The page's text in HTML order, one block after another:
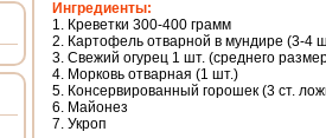
Ингредиенты:
1. Креветки 300-400 грамм
2. Картофель отварной в мундире (3-4
3. Свежий огурец 1 шт. (среднего
4. Морковь отварная (1 шт.)
5. Консервированный горошек (3 ст.
6. Майонез
7. Укроп